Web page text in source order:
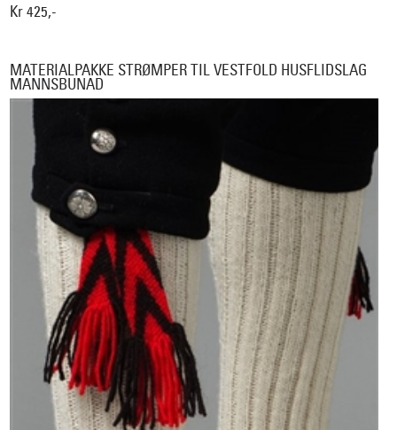
Kr 425,-
MATERIALPAKKE STRØMPER TIL VESTFOLD HUSFLIDSLAG
MANNSBUNAD